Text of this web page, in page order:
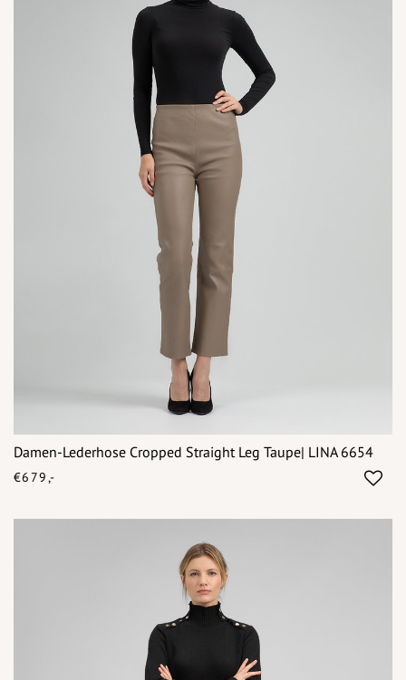
Damen-Lederhose Cropped Straight Leg Taupe| LINA 6654
€679,-